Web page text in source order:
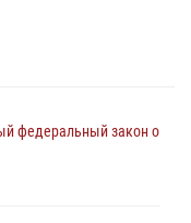
федеральный закон о